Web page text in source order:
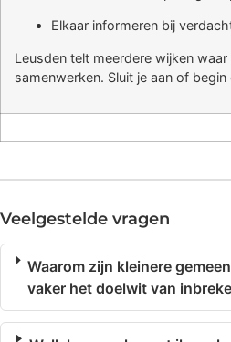
Elkaar informeren bij
Leusden telt meerdere wijken
samenwerken. Sluit je aan of begin
Veelgestelde vragen
Waarom zijn kleinere
vaker het doelwit van